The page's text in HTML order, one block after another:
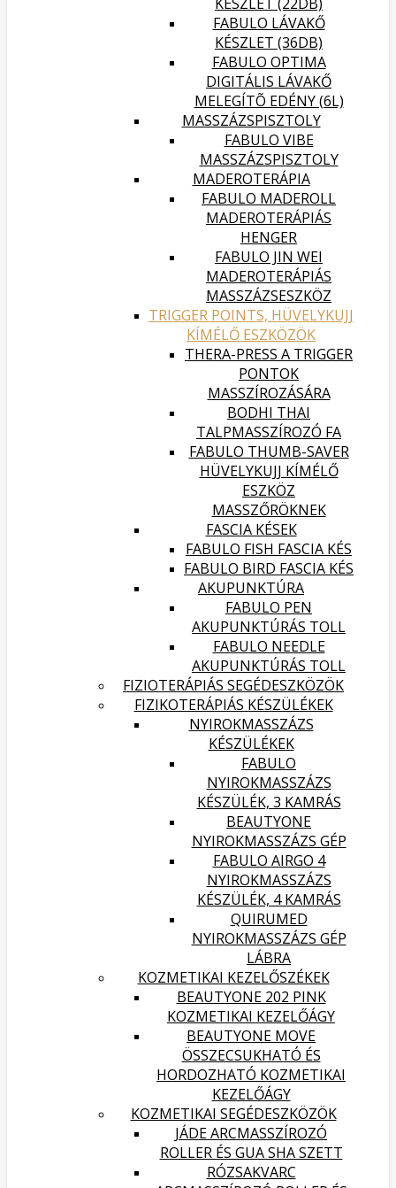
FABULO LÁVAKŐ
KÉSZLET (36DB)
FABULO OPTIMA
DIGITÁLIS LÁVAKŐ
MELEGÍTÕ EDÉNY (6L)
MASSZÁZSPISZTOLY
FABULO VIBE
MASSZÁZSPISZTOLY
MADEROTERÁPIA
FABULO MADEROLL
MADEROTERÁPIÁS
HENGER
FABULO JIN WEI
MADEROTERÁPIÁS
MASSZÁZSESZKÖZ
TRIGGER POINTS, HÜVELYKUJJ
KÍMÉLŐ ESZKÖZÖK
THERA-PRESS A TRIGGER
PONTOK
MASSZÍROZÁSÁRA
BODHI THAI
TALPMASSZÍROZÓ FA
FABULO THUMB-SAVER
HÜVELYKUJJ KÍMÉLŐ
ESZKÖZ
MASSZŐRÖKNEK
FASCIA KÉSEK
FABULO FISH FASCIA KÉS
FABULO BIRD FASCIA KÉS
AKUPUNKTÚRA
FABULO PEN
AKUPUNKTÚRÁS TOLL
FABULO NEEDLE
AKUPUNKTÚRÁS TOLL
FIZIOTERÁPIÁS SEGÉDESZKÖZÖK
FIZIKOTERÁPIÁS KÉSZÜLÉKEK
NYIROKMASSZÁZS
KÉSZÜLÉKEK
FABULO
NYIROKMASSZÁZS
KÉSZÜLÉK, 3 KAMRÁS
BEAUTYONE
NYIROKMASSZÁZS GÉP
FABULO AIRGO 4
NYIROKMASSZÁZS
KÉSZÜLÉK, 4 KAMRÁS
QUIRUMED
NYIROKMASSZÁZS GÉP
LÁBRA
KOZMETIKAI KEZELŐSZÉKEK
BEAUTYONE 202 PINK
KOZMETIKAI KEZELŐÁGY
BEAUTYONE MOVE
ÖSSZECSUKHATÓ ÉS
HORDOZHATÓ KOZMETIKAI
KEZELŐÁGY
KOZMETIKAI SEGÉDESZKÖZÖK
JÁDE ARCMASSZÍROZÓ
ROLLER ÉS GUA SHA SZETT
RÓZSAKVARC